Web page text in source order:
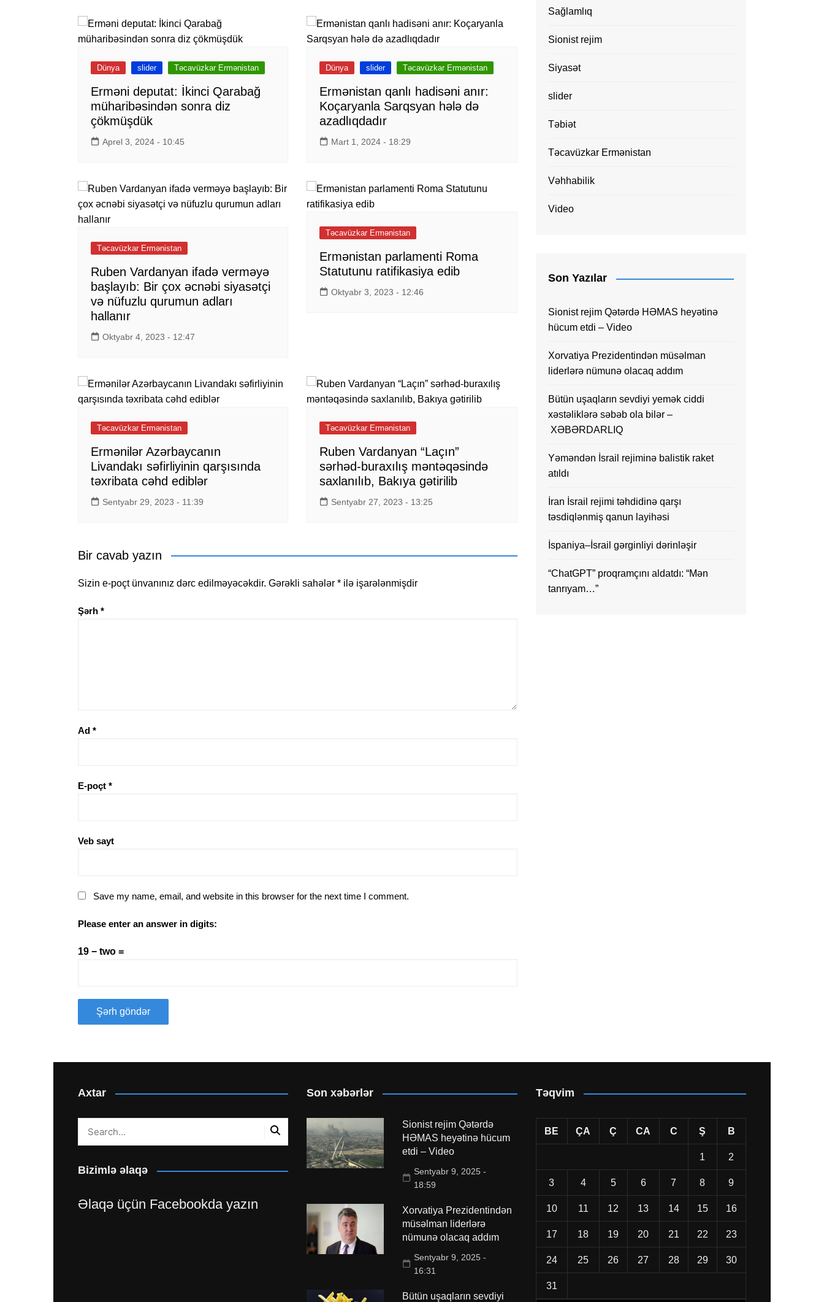
Dünya slider Təcavüzkar Ermənistan
Erməni deputat: İkinci Qarabağ
müharibəsindən sonra diz
çökmüşdük
Aprel 3, 2024 - 10:45
Dünya slider Təcavüzkar Ermənistan
Ermənistan qanlı hadisəni anır:
Koçaryanla Sarqsyan hələ də
azadlıqdadır
Mart 1, 2024 - 18:29
Təcavüzkar Ermənistan
Ruben Vardanyan ifadə verməyə
başlayıb: Bir çox əcnəbi siyasətçi
və nüfuzlu qurumun adları
hallanır
Oktyabr 4, 2023 - 12:47
Təcavüzkar Ermənistan
Ermənistan parlamenti Roma
Statutunu ratifikasiya edib
Oktyabr 3, 2023 - 12:46
Təcavüzkar Ermənistan
Ermənilər Azərbaycanın
Livandakı səfirliyinin qarşısında
təxribata cəhd ediblər
Sentyabr 29, 2023 - 11:39
Təcavüzkar Ermənistan
Ruben Vardanyan “Laçın”
sərhəd-buraxılış məntəqəsində
saxlanılıb, Bakıya gətirilib
Sentyabr 27, 2023 - 13:25
Bir cavab yazın
Sizin e-poçt ünvanınız dərc edilməyəcəkdir. Gərəkli sahələr * ilə işarələnmişdir
Şərh *
Ad *
E-poçt *
Veb sayt
Save my name, email, and website in this browser for the next time I comment.
Please enter an answer in digits:
19 − two =
Sağlamlıq
Sionist rejim
Siyasət
slider
Təbiət
Təcavüzkar Ermənistan
Vəhhabilik
Video
Son Yazılar
Sionist rejim Qətərdə HƏMAS heyətinə
hücum etdi – Video
Xorvatiya Prezidentindən müsəlman
liderlərə nümunə olacaq addım
Bütün uşaqların sevdiyi yemək ciddi
xəstəliklərə səbəb ola bilər –
XƏBƏRDARLIQ
Yəməndən İsrail rejiminə balistik raket
atıldı
İran İsrail rejimi təhdidinə qarşı
təsdiqlənmiş qanun layihəsi
İspaniya–İsrail gərginliyi dərinləşir
“ChatGPT” proqramçını aldatdı: “Mən
tanrıyam…”
Axtar
Bizimlə əlaqə
Əlaqə üçün Facebookda yazın
Son xəbərlər
Sionist rejim Qətərdə
HƏMAS heyətinə hücum
etdi – Video
Sentyabr 9, 2025 -
18:59
Xorvatiya Prezidentindən
müsəlman liderlərə
nümunə olacaq addım
Sentyabr 9, 2025 -
16:31
Bütün uşaqların sevdiyi
Təqvim
BE ÇA Ç CA C Ş B
1 2
3 4 5 6 7 8 9
10 11 12 13 14 15 16
17 18 19 20 21 22 23
24 25 26 27 28 29 30
31